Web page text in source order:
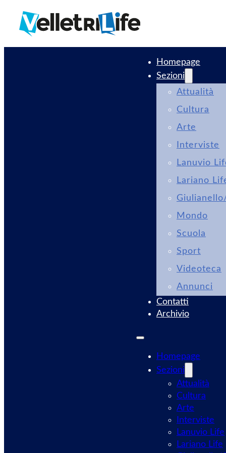
Homepage
Sezioni
Attualità
Cultura
Arte
Interviste
Lanuvio
Lariano
Mondo
Scuola
Sport
Videoteca
Annunci
Contatti
Archivio
Homepage
Sezioni
Attualità
Cultura
Arte
Interviste
Lanuvio Life
Lariano Life